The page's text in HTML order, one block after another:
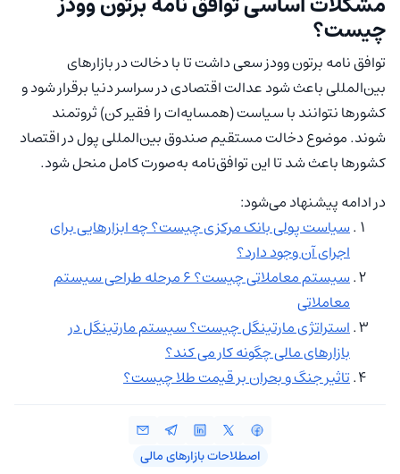
چیست؟
توافق نامه برتون وودز سعی داشت تا با دخالت در بازارهای
بین‌المللی باعث شود عدالت اقتصادی در سراسر دنیا برقرار شود و
کشورها نتوانند با سیاست (همسایه‌ات را فقیر کن) ثروتمند
شوند. موضوع دخالت مستقیم صندوق بین‌المللی پول در اقتصاد
کشورها باعث شد تا این توافق‌نامه به‌صورت کامل منحل شود.
در ادامه پیشنهاد می‌شود:
سیاست پولی بانک مرکزی چیست؟ چه ابزارهایی برای
اجرای آن وجود دارد؟
سیستم معاملاتی چیست؟ 6 مرحله طراحی سیستم
معاملاتی
استراتژی مارتینگل چیست؟ سیستم مارتینگل در
بازارهای مالی چگونه کار می کند؟
تاثیر جنگ و بحران بر قیمت طلا چیست؟
اصطلاحات بازارهای مالی